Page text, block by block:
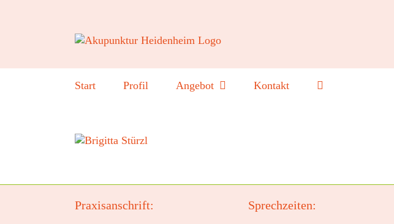
Start Profil Angebot Kontakt
Praxisanschrift: Sprechzeiten: